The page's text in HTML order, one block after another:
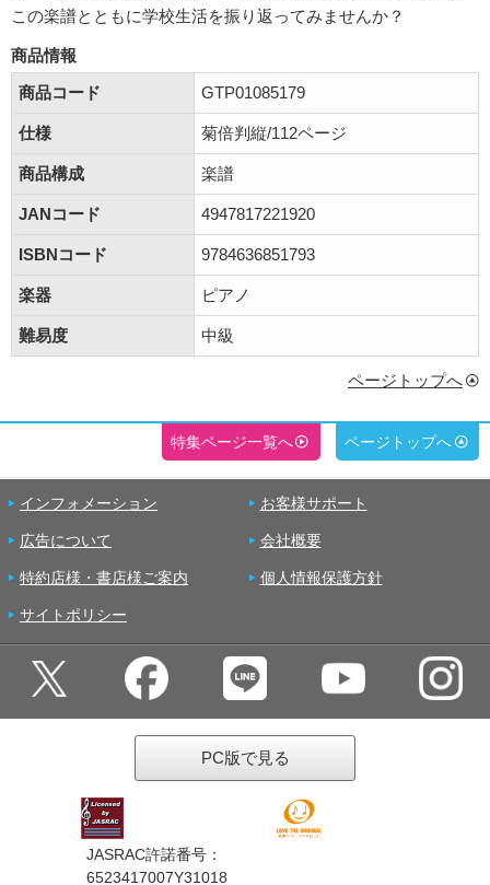
この楽譜とともに学校生活を振り返ってみませんか？
商品情報
商品コード
GTP01085179
仕様 菊倍判縦/112ページ
商品構成 楽譜
JANコード 4947817221920
ISBNコード 9784636851793
楽器 ピアノ
難易度 中級
ページトップへ
特集ページ一覧へ ページトップへ
インフォメーション お客様サポート
広告について 会社概要
特約店様・書店様ご案内 個人情報保護方針
サイトポリシー
PC版で見る
JASRAC許諾番号：
6523417007Y31018